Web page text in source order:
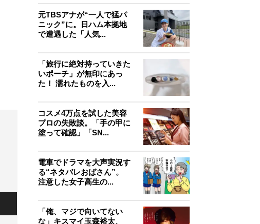
元TBSアナが“一人で猛パ
ニック”に。日ハム本拠地
で遭遇した「人気...
「旅行に絶対持っていきた
いポーチ」が無印にあっ
た！ 濡れたものを入...
コスメ4万点を試した美容
プロの失敗談。「手の甲に
塗って確認」「SN...
電車でドラマを大声実況す
る“ネタバレおばさん”。
注意した女子高生の...
「俺、マジで向いてない
な」キスマイ玉森裕太、